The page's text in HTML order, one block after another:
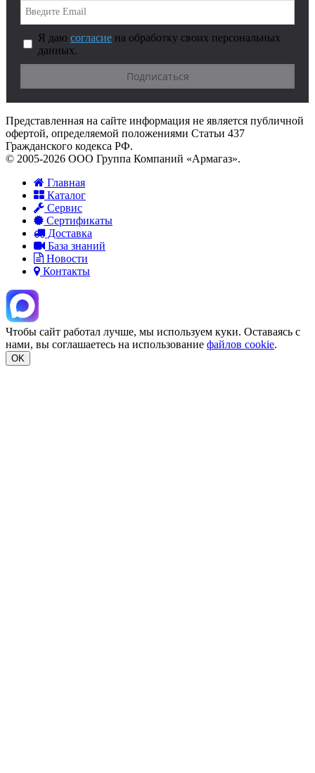
Я даю согласие на обработку своих персональных
данных.
Представленная на сайте информация не является публичной
офертой, определяемой положениями Статьи 437
Гражданского кодекса РФ.
© 2005-2026 ООО Группа Компаний «Армагаз».
Главная
Каталог
Сервис
Сертификаты
Доставка
База знаний
Новости
Контакты
Чтобы сайт работал лучше, мы используем куки. Оставаясь с
нами, вы соглашаетесь на использование файлов cookie.
OK